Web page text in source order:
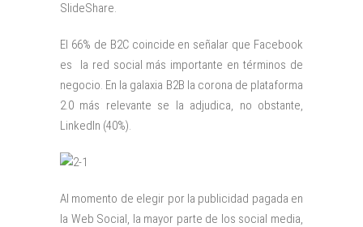
SlideShare.
El 66% de B2C coincide en señalar que Facebook
es la red social más importante en términos de
negocio. En la galaxia B2B la corona de plataforma
2.0 más relevante se la adjudica, no obstante,
LinkedIn (40%).
Al momento de elegir por la publicidad pagada en
la Web Social, la mayor parte de los social media,